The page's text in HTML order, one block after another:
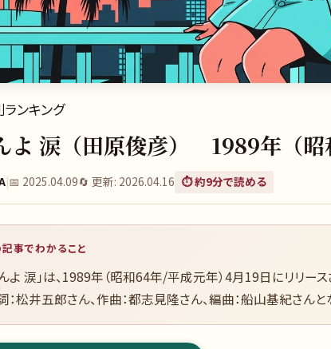
ンキング
よ 涙（田原俊彦） 1989年（昭
|📅 2025.04.09🔄 更新: 2026.04.16 ⏱️ 約9分で読める
事でわかること
んよ 涙」は、1989年（昭和64年/平成元年）4月19日にリリ
：松井五郎さん、作曲：都志見隆さん、編曲：船山基紀さんと